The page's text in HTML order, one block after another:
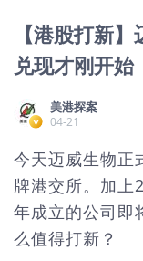
【港股打新
兑现才刚开始
美港探案
04-21
今天迈威生物正
牌港交所。加上
年成立的公司即
么值得打新？